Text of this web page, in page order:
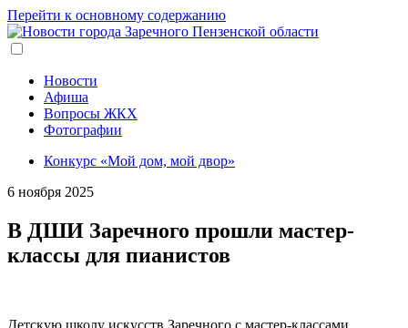
Перейти к основному содержанию
Новости
Афиша
Вопросы ЖКХ
Фотографии
Конкурс «Мой дом, мой двор»
6 ноября 2025
В ДШИ Заречного прошли мастер-
классы для пианистов
Детскую школу искусств Заречного с мастер-классами